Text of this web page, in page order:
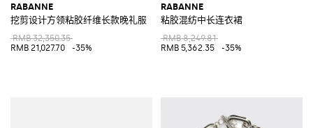
RABANNE
挖剪设计方领粘胶纤维长款晚礼服
RMB 32,350.35
RMB 21,027.70
-35%
RABANNE
粘胶混纺中长连衣裙
RMB 8,249.81
RMB 5,362.35
-35%